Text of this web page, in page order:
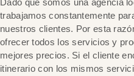
Dado que somos una agencia
trabajamos constantemente
nuestros clientes. Por esta
ofrecer todos los servicios y
mejores precios. Si el cliente
itinerario con los mismos